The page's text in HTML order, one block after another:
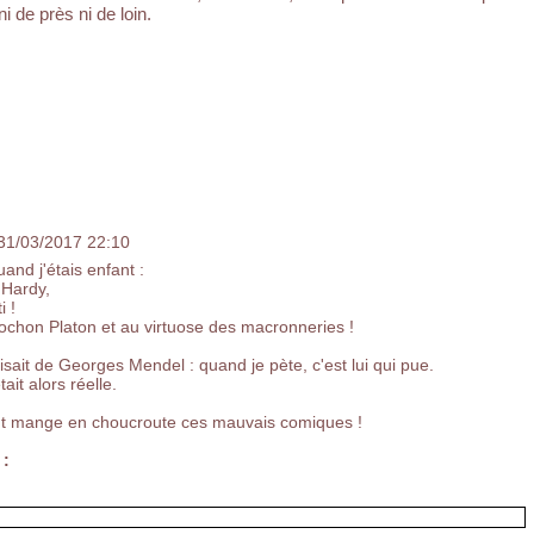
de près ni de loin.
03/2017 22:10
j'étais enfant :
!
Platon et au virtuose des macronneries !
de Georges Mendel : quand je pète, c'est lui qui pue.
alors réelle.
mange en choucroute ces mauvais comiques !
: